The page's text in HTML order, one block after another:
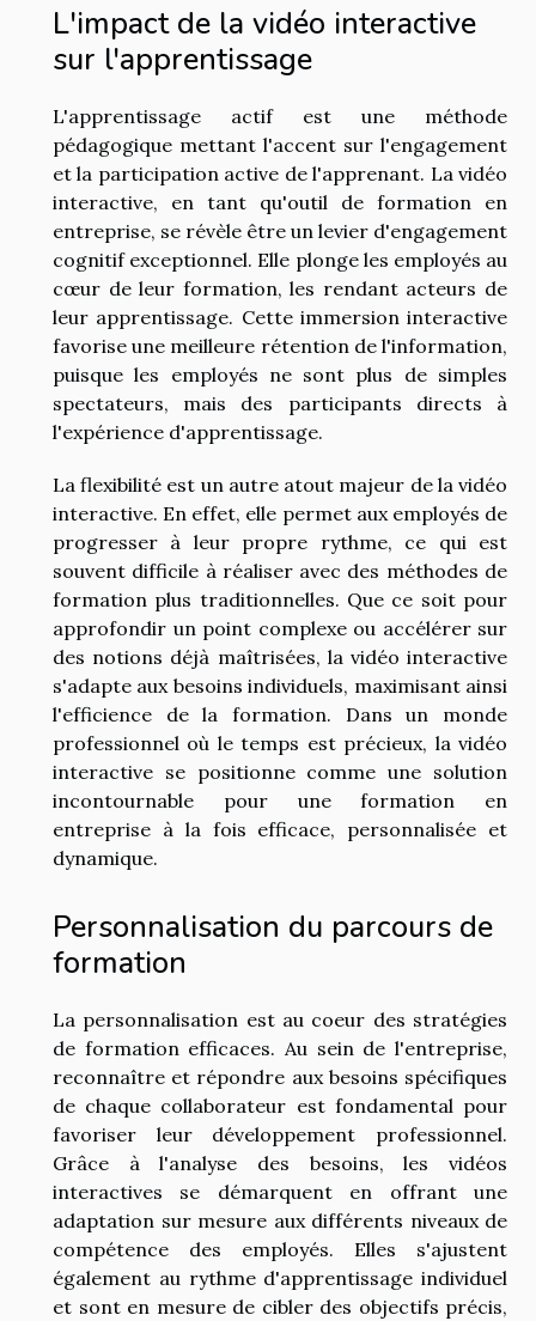
L'impact de la vidéo interactive
sur l'apprentissage
L'apprentissage actif est une méthode
pédagogique mettant l'accent sur l'engagement
et la participation active de l'apprenant. La vidéo
interactive, en tant qu'outil de formation en
entreprise, se révèle être un levier d'engagement
cognitif exceptionnel. Elle plonge les employés au
cœur de leur formation, les rendant acteurs de
leur apprentissage. Cette immersion interactive
favorise une meilleure rétention de l'information,
puisque les employés ne sont plus de simples
spectateurs, mais des participants directs à
l'expérience d'apprentissage.
La flexibilité est un autre atout majeur de la vidéo
interactive. En effet, elle permet aux employés de
progresser à leur propre rythme, ce qui est
souvent difficile à réaliser avec des méthodes de
formation plus traditionnelles. Que ce soit pour
approfondir un point complexe ou accélérer sur
des notions déjà maîtrisées, la vidéo interactive
s'adapte aux besoins individuels, maximisant ainsi
l'efficience de la formation. Dans un monde
professionnel où le temps est précieux, la vidéo
interactive se positionne comme une solution
incontournable pour une formation en
entreprise à la fois efficace, personnalisée et
dynamique.
Personnalisation du parcours de
formation
La personnalisation est au coeur des stratégies
de formation efficaces. Au sein de l'entreprise,
reconnaître et répondre aux besoins spécifiques
de chaque collaborateur est fondamental pour
favoriser leur développement professionnel.
Grâce à l'analyse des besoins, les vidéos
interactives se démarquent en offrant une
adaptation sur mesure aux différents niveaux de
compétence des employés. Elles s'ajustent
également au rythme d'apprentissage individuel
et sont en mesure de cibler des objectifs précis,